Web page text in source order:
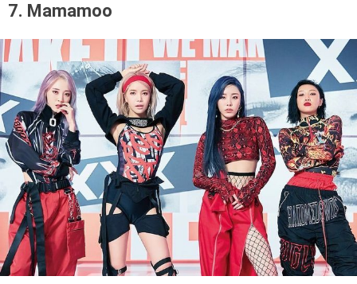
7. Mamamoo